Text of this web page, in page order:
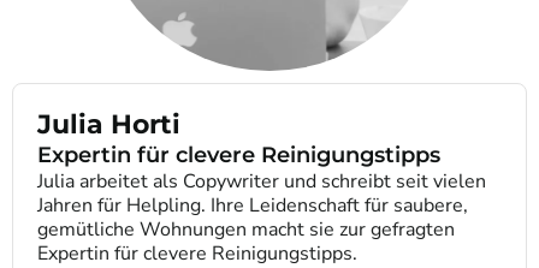
Julia Horti
Expertin für clevere Reinigungstipps
Julia arbeitet als Copywriter und schreibt seit vielen
Jahren für Helpling. Ihre Leidenschaft für saubere,
gemütliche Wohnungen macht sie zur gefragten
Expertin für clevere Reinigungstipps.